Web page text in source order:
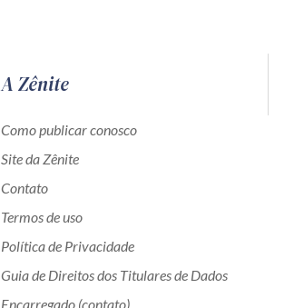
A Zênite
Como publicar conosco
Site da Zênite
Contato
Termos de uso
Política de Privacidade
Guia de Direitos dos Titulares de Dados
Encarregado (contato)